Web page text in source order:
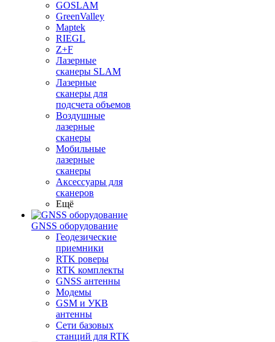
GOSLAM
GreenValley
Maptek
RIEGL
Z+F
Лазерные
сканеры SLAM
Лазерные
сканеры для
подсчета объемов
Воздушные
лазерные
сканеры
Мобильные
лазерные
сканеры
Аксессуары для
сканеров
Ещё
GNSS оборудование
Геодезические
приемники
RTK роверы
RTK комплекты
GNSS антенны
Модемы
GSM и УКВ
антенны
Сети базовых
станций для RTK